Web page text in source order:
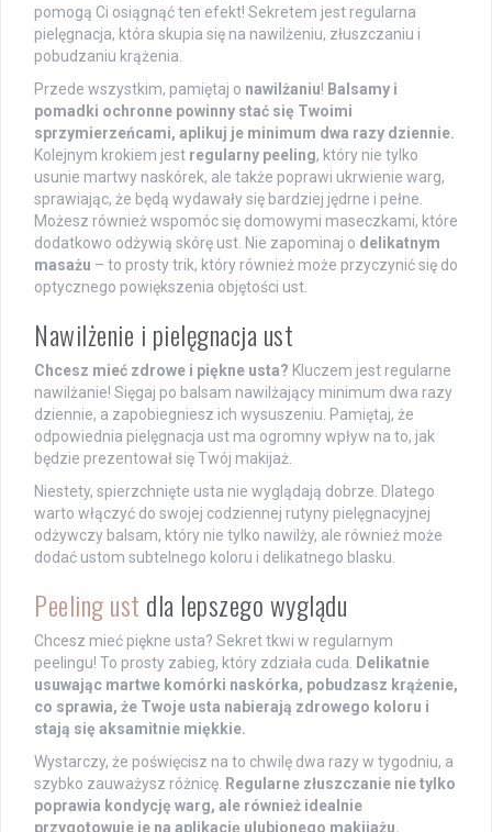
pomogą Ci osiągnąć ten efekt! Sekretem jest regularna
pielęgnacja, która skupia się na nawilżeniu, złuszczaniu i
pobudzaniu krążenia.
Przede wszystkim, pamiętaj o nawilżaniu! Balsamy i
pomadki ochronne powinny stać się Twoimi
sprzymierzeńcami, aplikuj je minimum dwa razy dziennie.
Kolejnym krokiem jest regularny peeling, który nie tylko
usunie martwy naskórek, ale także poprawi ukrwienie warg,
sprawiając, że będą wydawały się bardziej jędrne i pełne.
Możesz również wspomóc się domowymi maseczkami, które
dodatkowo odżywią skórę ust. Nie zapominaj o delikatnym
masażu – to prosty trik, który również może przyczynić się do
optycznego powiększenia objętości ust.
Nawilżenie i pielęgnacja ust
Chcesz mieć zdrowe i piękne usta? Kluczem jest regularne
nawilżanie! Sięgaj po balsam nawilżający minimum dwa razy
dziennie, a zapobiegniesz ich wysuszeniu. Pamiętaj, że
odpowiednia pielęgnacja ust ma ogromny wpływ na to, jak
będzie prezentował się Twój makijaż.
Niestety, spierzchnięte usta nie wyglądają dobrze. Dlatego
warto włączyć do swojej codziennej rutyny pielęgnacyjnej
odżywczy balsam, który nie tylko nawilży, ale również może
dodać ustom subtelnego koloru i delikatnego blasku.
Peeling ust dla lepszego wyglądu
Chcesz mieć piękne usta? Sekret tkwi w regularnym
peelingu! To prosty zabieg, który zdziała cuda.
Delikatnie
usuwając martwe komórki naskórka, pobudzasz krążenie,
co sprawia, że Twoje usta nabierają zdrowego koloru i
stają się aksamitnie miękkie.
Wystarczy, że poświęcisz na to chwilę dwa razy w tygodniu, a
szybko zauważysz różnicę. Regularne złuszczanie nie tylko
poprawia kondycję warg, ale również idealnie
przygotowuje je na aplikację ulubionego makijażu.